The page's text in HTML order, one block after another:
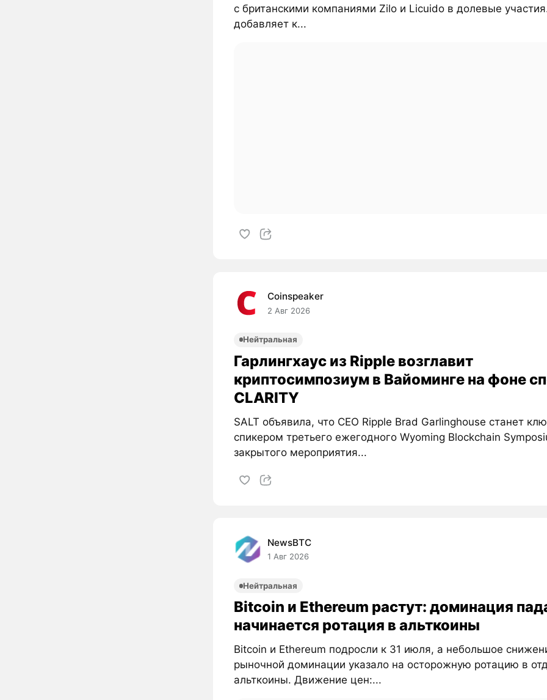
с британскими компаниями Zilo и Licuido в долевые
добавляет к...
Coinspeaker
2 Авг 2026
Нейтральная
Гарлингхаус из Ripple возглавит
криптосимпозиум в Вайоминге на фоне
CLARITY
SALT объявила, что CEO Ripple Brad Garlinghouse станет
спикером третьего ежегодного Wyoming Blockchain
закрытого мероприятия...
NewsBTC
1 Авг 2026
Нейтральная
Bitcoin и Ethereum растут: доминация
начинается ротация в альткоины
Bitcoin и Ethereum подросли к 31 июля, а небольшое
рыночной доминации указало на осторожную ротацию в
альткоины. Движение цен:...